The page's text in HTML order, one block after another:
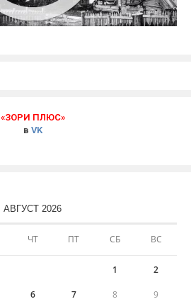
«ЗОРИ ПЛЮС»
в VK
АВГУСТ 2026
ЧТ ПТ СБ ВС
1 2
6 7 8 9